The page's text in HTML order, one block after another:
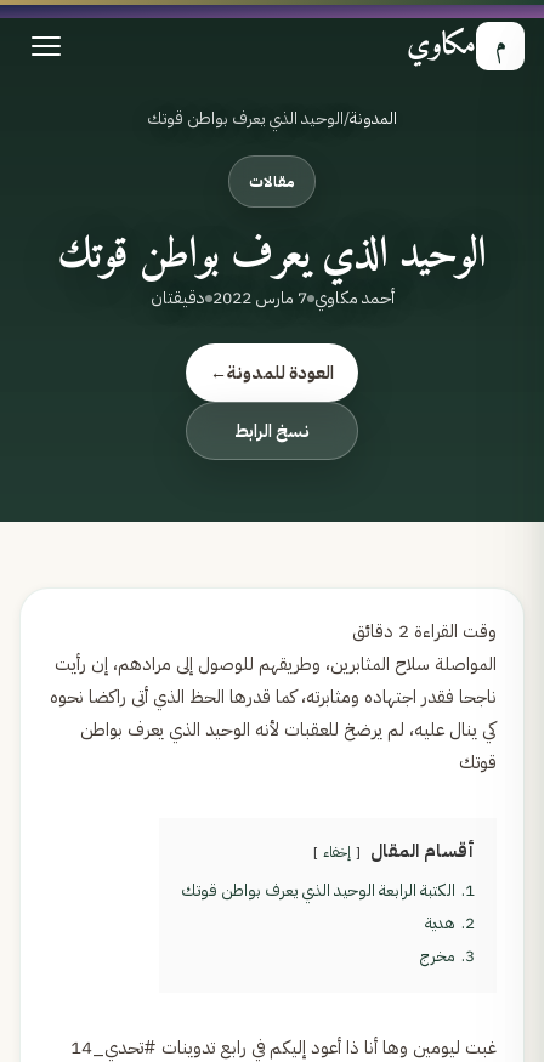
م مكاوي
المدونة/الوحيد الذي يعرف بواطن قوتك
مقالات
الوحيد الذي يعرف بواطن قوتك
أحمد مكاوي 7 مارس 2022 دقيقتان
العودة للمدونة←
نسخ الرابط
المواصلة سلاح المثابرين، وطريقهم للوصول إلى مرادهم، إن رأيت
ناجحا فقدر اجتهاده ومثابرته، كما قدرها الحظ الذي أتى راكضا نحوه
كي ينال عليه، لم يرضخ للعقبات لأنه الوحيد الذي يعرف بواطن
قوتك
أقسام المقال إخفاء
1. الكتبة الرابعة الوحيد الذي يعرف بواطن قوتك
2. هدية
3. مخرج
غبت ليومين وها أنا ذا أعود إليكم في رابع تدوينات #تحدي_14